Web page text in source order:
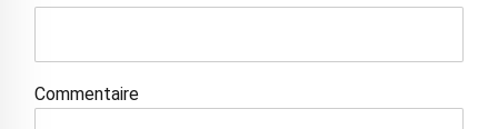
Commentaire